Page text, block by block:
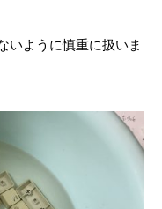
いように慎重に扱いま